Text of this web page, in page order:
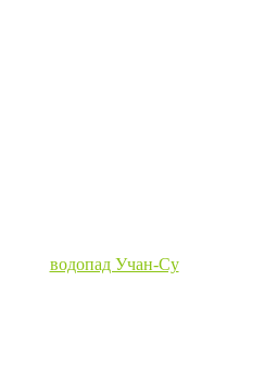
водопад Учан-Су